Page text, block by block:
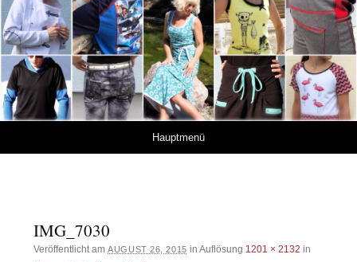
Hauptmenü
IMG_7030
Veröffentlicht amAUGUST 26, 2015 in Auflösung 1201 × 2132 in